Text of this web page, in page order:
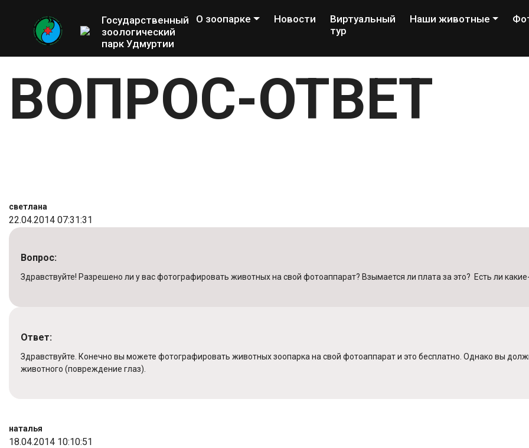
Государственный
зоологический
парк Удмуртии
О зоопарке Новости
Виртуальный
тур
Наши животные
ВОПРОС-ОТВЕТ
светлана
22.04.2014 07:31:31
Вопрос:
Здравствуйте! Разрешено ли у вас фотографировать животных на свой фотоаппарат? Взымается ли плата за это? Есть ли
Ответ:
Здравствуйте. Конечно вы можете фотографировать животных зоопарка на свой фотоаппарат и это бесплатно. Однако вы
животного (повреждение глаз).
наталья
18.04.2014 10:10:51